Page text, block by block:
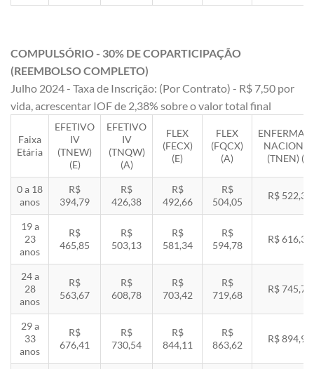
COMPULSÓRIO - 30% DE COPARTICIPAÇÃO
(REEMBOLSO COMPLETO)
Julho 2024 - Taxa de Inscrição: (Por Contrato) - R$ 7,50 por
vida, acrescentar IOF de 2,38% sobre o valor total final
Faixa
Etária
EFETIVO
IV
(TNEW)
(E)
EFETIVO
IV
(TNQW)
(A)
FLEX
(FECX)
(E)
FLEX
(FQCX)
(A)
(TNEN) (E)
0 a 18
anos
R$
394,79
R$
426,38
R$
492,66
R$
504,05
R$ 522,33
19 a
23
anos
R$
465,85
R$
503,13
R$
581,34
R$
594,78
R$ 616,35
24 a
28
anos
R$
563,67
R$
608,78
R$
703,42
R$
719,68
R$ 745,78
29 a
33
anos
R$
676,41
R$
730,54
R$
844,11
R$
863,62
R$ 894,94